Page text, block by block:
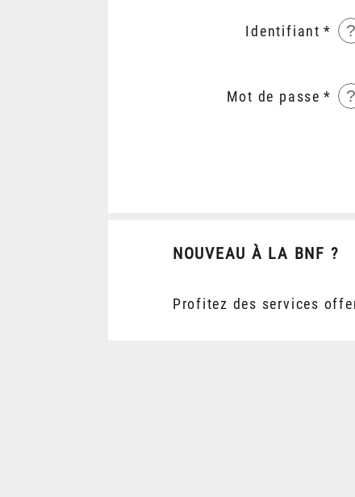
Identifiant ?
Mot de passe ?
NOUVEAU À LA BNF ?
Profitez des services